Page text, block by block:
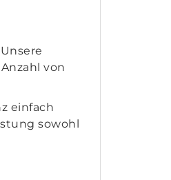
von
einfach
sowohl